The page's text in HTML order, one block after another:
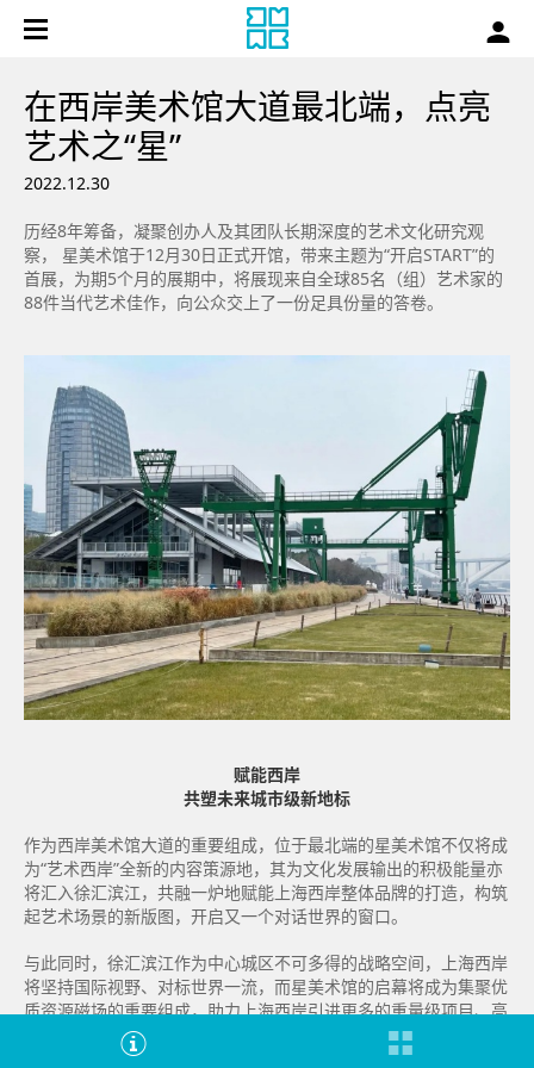
在西岸美术馆大道最北端，点亮
艺术之“星”
2022.12.30
历经8年筹备，凝聚创办人及其团队长期深度的艺术文化研究观
察， 星美术馆于12月30日正式开馆，带来主题为“开启START”的
首展，为期5个月的展期中，将展现来自全球85名（组）艺术家的
88件当代艺术佳作，向公众交上了一份足具份量的答卷。
赋能西岸
共塑未来城市级新地标
作为西岸美术馆大道的重要组成，位于最北端的星美术馆不仅将成
为“艺术西岸”全新的内容策源地，其为文化发展输出的积极能量亦
将汇入徐汇滨江，共融一炉地赋能上海西岸整体品牌的打造，构筑
起艺术场景的新版图，开启又一个对话世界的窗口。
与此同时，徐汇滨江作为中心城区不可多得的战略空间，上海西岸
将坚持国际视野、对标世界一流，而星美术馆的启幕将成为集聚优
质资源磁场的重要组成，助力上海西岸引进更多的重量级项目、高
能级平台、标杆性企业，持续放大产业溢出效应，推动区域打造高
质量发展的强劲增长极，共同塑造未来的城市级新地标。